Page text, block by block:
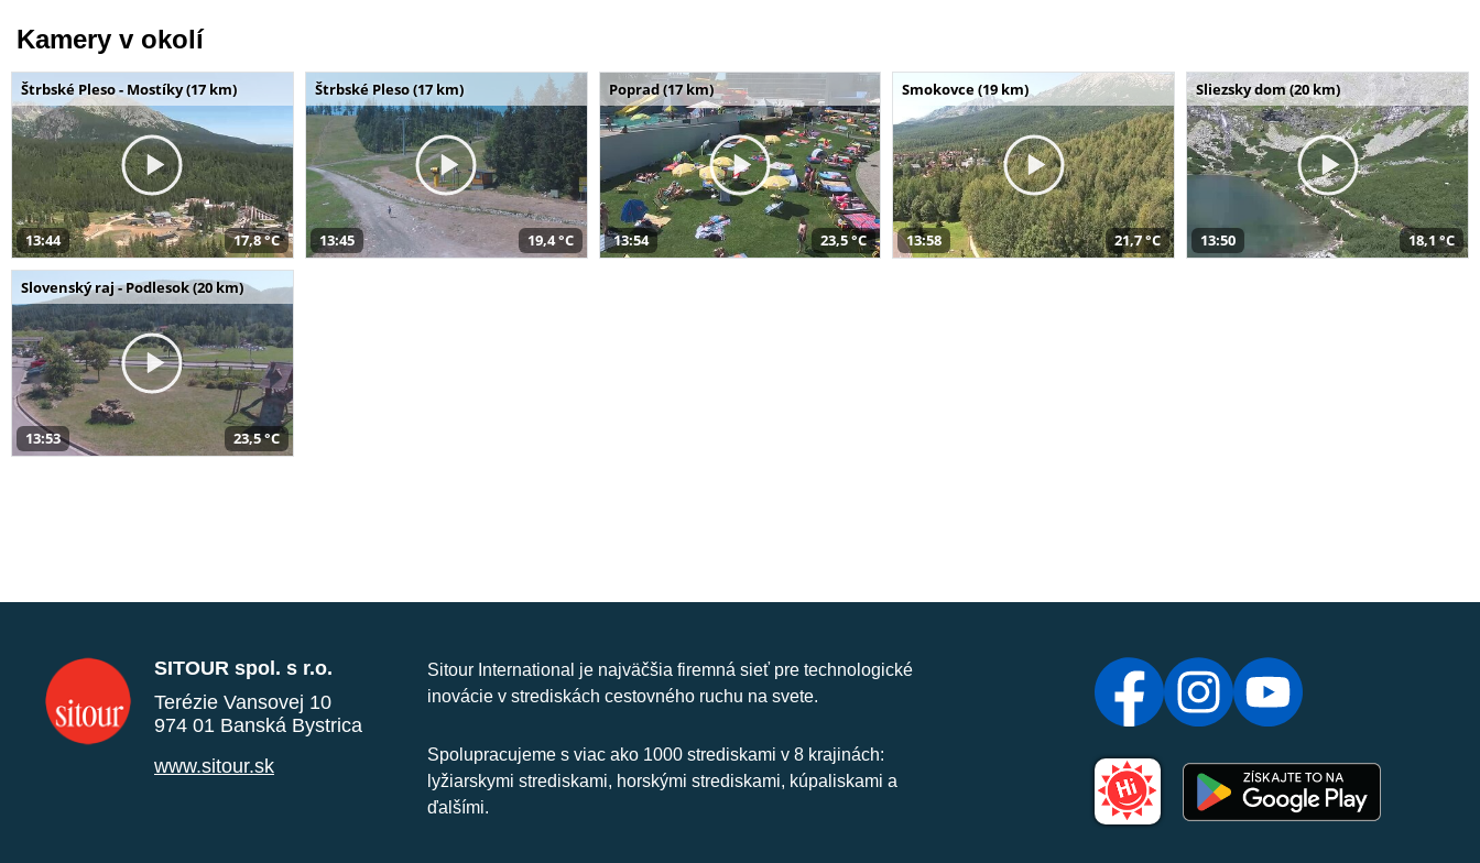
Kamery v okolí
Štrbské Pleso - Mostíky (17 km)
13:44 17,8 °C
Štrbské Pleso (17 km)
13:45 19,4 °C
Poprad (17 km)
13:54 23,5 °C
Smokovce (19 km)
13:58 21,7 °C
Sliezsky dom (20 km)
13:50 18,1 °C
Slovenský raj - Podlesok (20 km)
13:53 23,5 °C
SITOUR spol. s r.o.
Terézie Vansovej 10
974 01 Banská Bystrica
www.sitour.sk
Sitour International je najväčšia firemná sieť pre technologické
inovácie v strediskách cestovného ruchu na svete.
Spolupracujeme s viac ako 1000 strediskami v 8 krajinách:
lyžiarskymi strediskami, horskými strediskami, kúpaliskami a
ďalšími.